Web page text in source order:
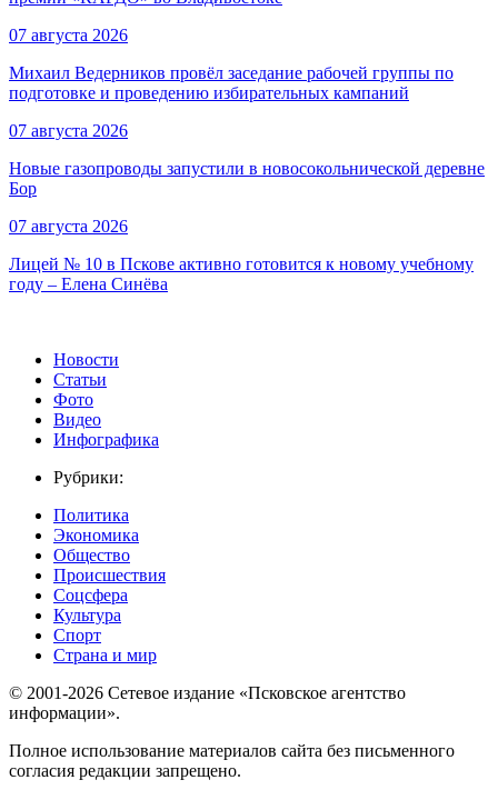
07 августа 2026
Михаил Ведерников провёл заседание рабочей группы по
подготовке и проведению избирательных кампаний
07 августа 2026
Новые газопроводы запустили в новосокольнической деревне
Бор
07 августа 2026
Лицей № 10 в Пскове активно готовится к новому учебному
году – Елена Синёва
Новости
Статьи
Фото
Видео
Инфографика
Рубрики:
Политика
Экономика
Общество
Происшествия
Соцсфера
Культура
Спорт
Страна и мир
© 2001-2026 Сетевое издание «Псковское агентство
информации».
Полное использование материалов сайта без письменного
согласия редакции запрещено.